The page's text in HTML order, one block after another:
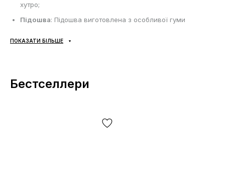
хутро;
Підошва: Підошва виготовлена з особливої гуми
зчеплення підошви з слизькими поверхнями;
огляду та примірки товару на відділенні пошти. Вартість
ПОКАЗАТИ БІЛЬШЕ
Бестселлери